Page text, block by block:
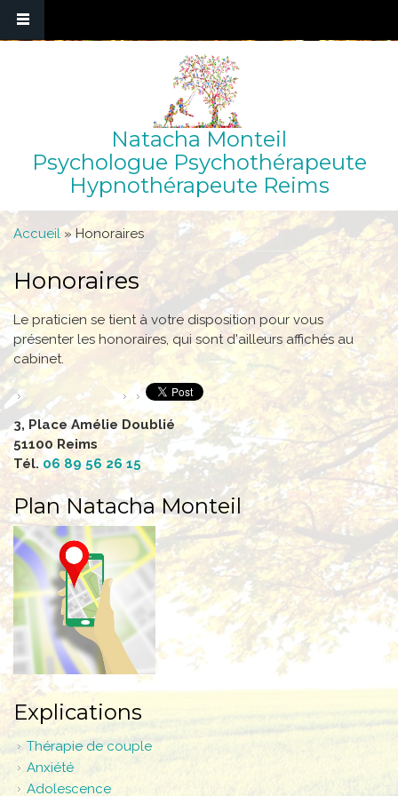
Natacha Monteil
Psychologue Psychothérapeute
Hypnothérapeute Reims
Vous êtes ici
Accueil » Honoraires
Honoraires
Le praticien se tient à votre disposition pour vous
présenter les honoraires, qui sont d'ailleurs affichés au
cabinet.
3, Place Amélie Doublié
51100 Reims
Tél. 06 89 56 26 15
Plan Natacha Monteil
Explications
Thérapie de couple
Anxiété
Adolescence